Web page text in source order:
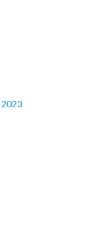
2023